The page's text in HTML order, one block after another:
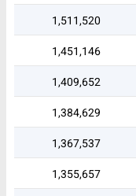
1,511,520
1,451,146
1,409,652
1,384,629
1,367,537
1,355,657